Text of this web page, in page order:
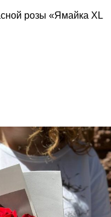
розы «Ямайка XL